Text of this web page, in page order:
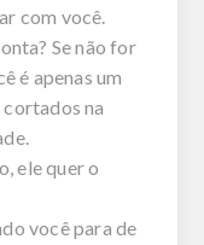
com você.
Se não for
é apenas um
na
ele quer o
você para de